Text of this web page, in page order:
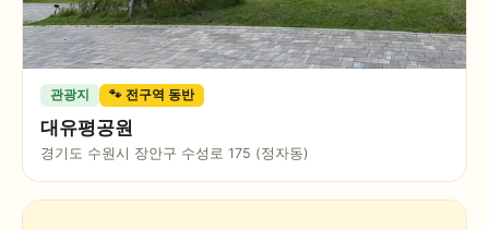
관광지 🐾 전구역 동반
대유평공원
경기도 수원시 장안구 수성로 175 (정자동)